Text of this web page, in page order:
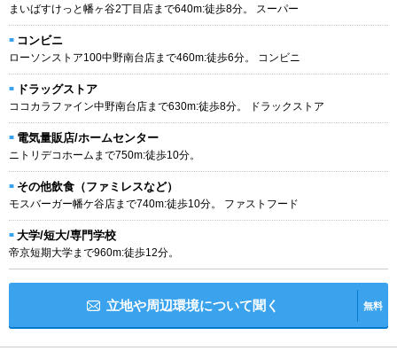
まいばすけっと幡ヶ谷2丁目店まで640m:徒歩8分。 スーパー
コンビニ
ローソンストア100中野南台店まで460m:徒歩6分。 コンビニ
ドラッグストア
ココカラファイン中野南台店まで630m:徒歩8分。 ドラックストア
電気量販店/ホームセンター
ニトリデコホームまで750m:徒歩10分。
その他飲食（ファミレスなど）
モスバーガー幡ケ谷店まで740m:徒歩10分。 ファストフード
大学/短大/専門学校
帝京短期大学まで960m:徒歩12分。
立地や周辺環境について聞く 無料